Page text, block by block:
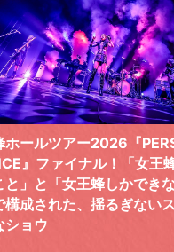
でした!!!」ロック
を貫き通し、笑顔と感謝
イナルライブ、
レポート